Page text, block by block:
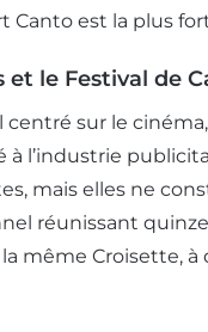
est la plus
le Festival de
sur le
à l’industrie
mais elles ne
réunissant
même Croisette, à